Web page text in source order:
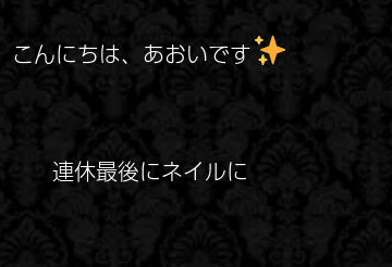
こんにちは、あおいです
連休最後にネイルに